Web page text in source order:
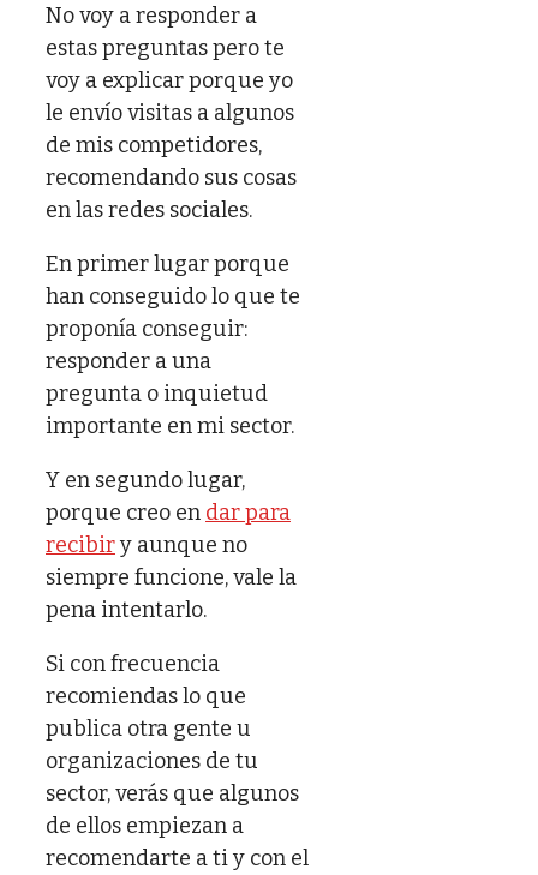
No voy a responder a
estas preguntas pero te
voy a explicar porque yo
le envío visitas a algunos
de mis competidores,
recomendando sus cosas
en las redes sociales.
En primer lugar porque
han conseguido lo que te
proponía conseguir:
responder a una
pregunta o inquietud
importante en mi sector.
Y en segundo lugar,
porque creo en dar para
recibiry aunque no
siempre funcione, vale la
pena intentarlo.
Si con frecuencia
recomiendas lo que
publica otra gente u
organizaciones de tu
sector, verás que algunos
de ellos empiezan a
recomendarte a ti y con el